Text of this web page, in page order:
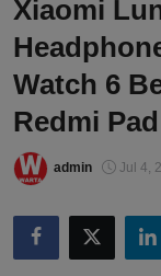
Xiaomi
Watch 6
Redmi
admin Jul 4,